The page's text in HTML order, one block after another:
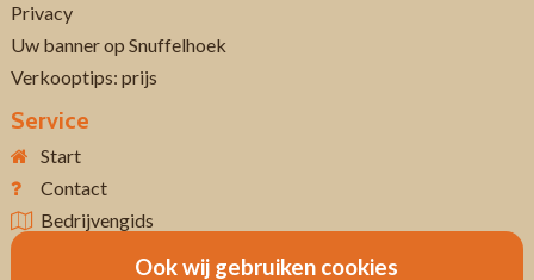
Privacy
Uw banner op Snuffelhoek
Verkooptips: prijs
Service
Start
Contact
Bedrijvengids
Ook wij gebruiken cookies